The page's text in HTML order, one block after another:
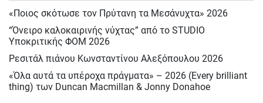
«Ποιος σκότωσε τον Πρύτανη τα Μεσάνυχτα» 2026
“Όνειρο καλοκαιρινής νύχτας” από το STUDIO
Υποκριτικής ΦΟΜ 2026
Ρεσιτάλ πιάνου Κωνσταντίνου Αλεξόπουλου 2026
«Όλα αυτά τα υπέροχα πράγματα» – 2026 (Every brilliant
thing) των Duncan Macmillan & Jonny Donahoe